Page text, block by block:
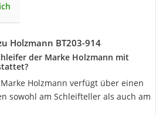
Holzmann BT203-914
der Marke Holzmann mit
Holzmann verfügt über einen
sowohl am Schleifteller als auch am